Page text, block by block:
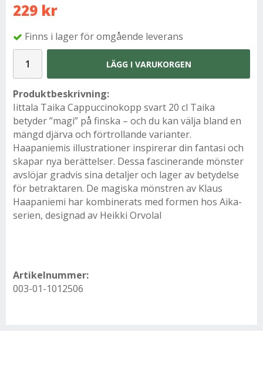
229 kr
Finns i lager för omgående leverans
LÄGG I VARUKORGEN
Produktbeskrivning:
Iittala Taika Cappuccinokopp svart 20 cl Taika
betyder ”magi” på finska – och du kan välja bland en
mängd djärva och förtrollande varianter.
Haapaniemis illustrationer inspirerar din fantasi och
skapar nya berättelser. Dessa fascinerande mönster
avslöjar gradvis sina detaljer och lager av betydelse
för betraktaren. De magiska mönstren av Klaus
Haapaniemi har kombinerats med formen hos Aika-
serien, designad av Heikki OrvolaI
Artikelnummer:
003-01-1012506